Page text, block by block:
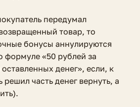
передумал
товар, то
бонусы аннулируются
формуле «50 рублей за
денег», если, к
часть денег вернуть, а